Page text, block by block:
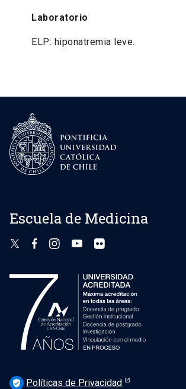
Laboratorio
ELP: hiponatremia leve.
Escuela de Medicina
verified_user Políticas de Privacidad